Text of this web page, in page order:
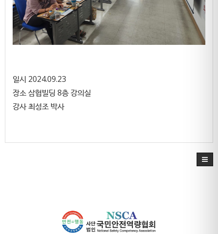
일시 2024.09.23
장소 삼협빌딩 8층 강의실
강사 최성조 박사